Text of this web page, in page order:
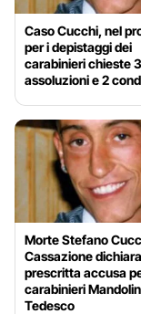
Caso Cucchi, nel
per i depistaggi dei
carabinieri chieste 3
assoluzioni e 2
Morte Stefano
Cassazione dichiara
prescritta accusa
carabinieri
Tedesco